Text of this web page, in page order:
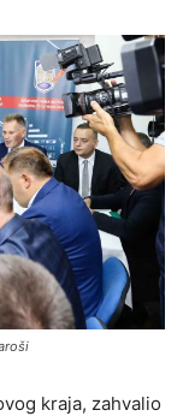
kraja, zahvalio